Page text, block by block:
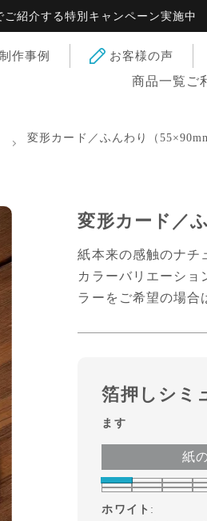
る特別キャンペーン実施中
作事例 お客様の声
商品一覧 ご
変形カード／ふんわり（
変形カード／
紙本来の感触のナチ
カラーバリエーショ
ラーをご希望の場合
箔押しシミ
ます
紙
ホワイト :